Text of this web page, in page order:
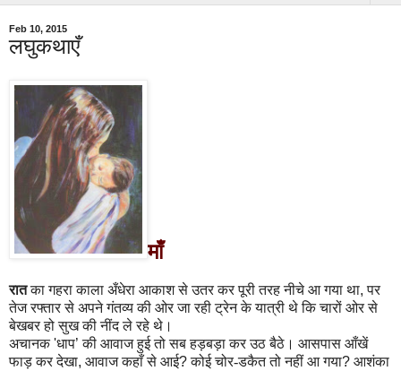
Feb 10, 2015
लघुकथाएँ
माँ
रातका गहरा काला अँधेरा आकाश से उतर कर पूरी तरह नीचे आ गया था,पर
तेज रफ्तार से अपने गंतव्य की ओर जा रही ट्रेन के यात्री थे कि चारों ओर से
बेखबर हो सुख की नींद ले रहे थे।
अचानक'धाप’की आवाज हुई तो सब हड़बड़ा कर उठ बैठे। आसपास आँखें
फाड़ कर देखा, आवाज कहाँ से आई?कोई चोर-डकैत तो नहीं आ गया? आशंका